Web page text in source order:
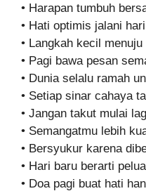
• Harapan tumbuh
• Hati optimis jalani
• Langkah kecil
• Pagi bawa pesan
• Dunia selalu ramah
• Setiap sinar cahaya
• Jangan takut mulai
• Semangatmu lebih
• Bersyukur karena
• Hari baru berarti
• Doa pagi buat hati